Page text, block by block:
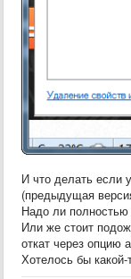
И что делать если
(предыдущая
Надо ли полностью
Или же стоит
откат через опцию
Хотелось бы